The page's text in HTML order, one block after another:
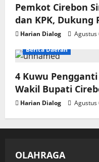
Pemkot Cirebon
dan KPK, Dukung
Harian Dialog
Agustus
Berita Daerah
4 Kuwu
Wakil Bupati
Harian Dialog Agustus
OLAHRAGA